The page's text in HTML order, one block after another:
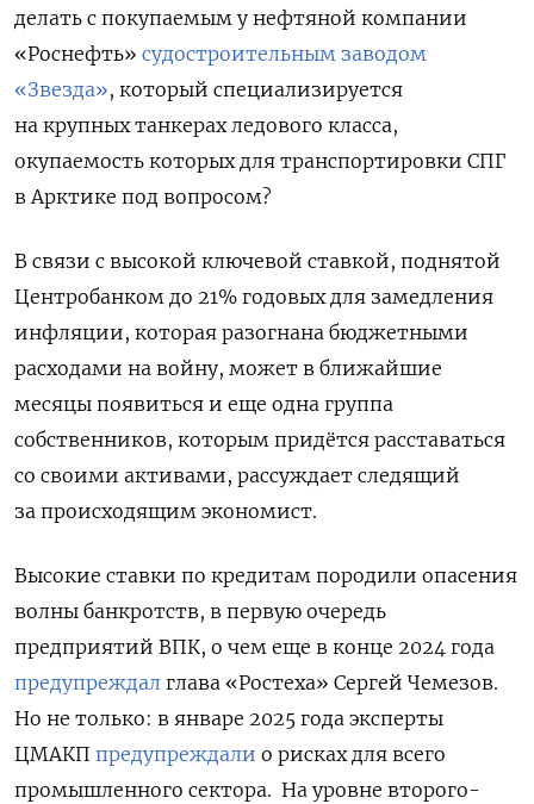
делать с покупаемым у нефтяной компании
«Роснефть» судостроительным заводом
«Звезда», который специализируется
на крупных танкерах ледового класса,
окупаемость которых для транспортировки СПГ
в Арктике под вопросом?
В связи с высокой ключевой ставкой, поднятой
Центробанком до 21% годовых для замедления
инфляции, которая разогнана бюджетными
расходами на войну, может в ближайшие
месяцы появиться и еще одна группа
собственников, которым придётся расставаться
со своими активами, рассуждает следящий
за происходящим экономист.
Высокие ставки по кредитам породили опасения
волны банкротств, в первую очередь
предприятий ВПК, о чем еще в конце 2024 года
предупреждал глава «Ростеха» Сергей Чемезов.
Но не только: в январе 2025 года эксперты
ЦМАКП предупреждали о рисках для всего
промышленного сектора. На уровне второго-